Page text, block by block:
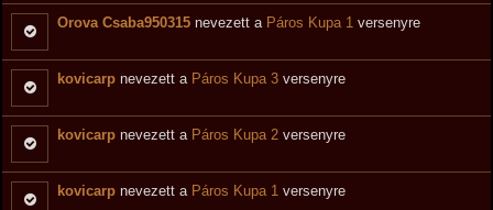
Orova Csaba950315 nevezett a Páros Kupa 1 versenyre
kovicarp nevezett a Páros Kupa 3 versenyre
kovicarp nevezett a Páros Kupa 2 versenyre
kovicarp nevezett a Páros Kupa 1 versenyre